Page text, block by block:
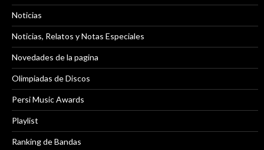
Noticias
Noticias, Relatos y Notas Especiales
Novedades de la pagina
Olimpiadas de Discos
Persi Music Awards
Playlist
Ranking de Bandas